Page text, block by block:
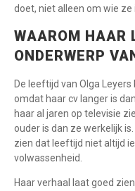
doet, niet alleen om wie ze
WAAROM HAAR
ONDERWERP
De leeftijd van Olga
omdat haar cv langer is
haar al jaren op televisie
ouder is dan ze werkelijk
zien dat leeftijd niet altijd
volwassenheid.
Haar verhaal laat goed